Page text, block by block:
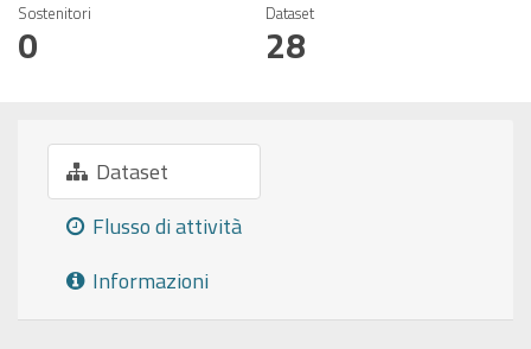
Sostenitori
0
Dataset
28
Dataset
Flusso di attività
Informazioni